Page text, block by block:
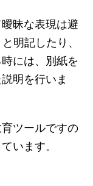
昧な表現は避
明記したり、
には、別紙を
明を行いま
ツールですの
います。